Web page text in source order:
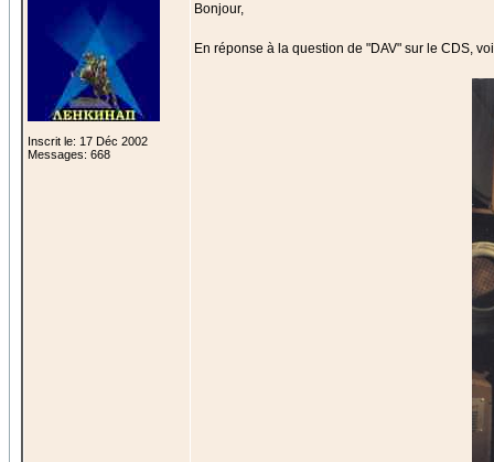
Inscrit le: 17 Déc 2002
Messages: 668
Bonjour,
En réponse à la question de "DAV" sur le CDS,